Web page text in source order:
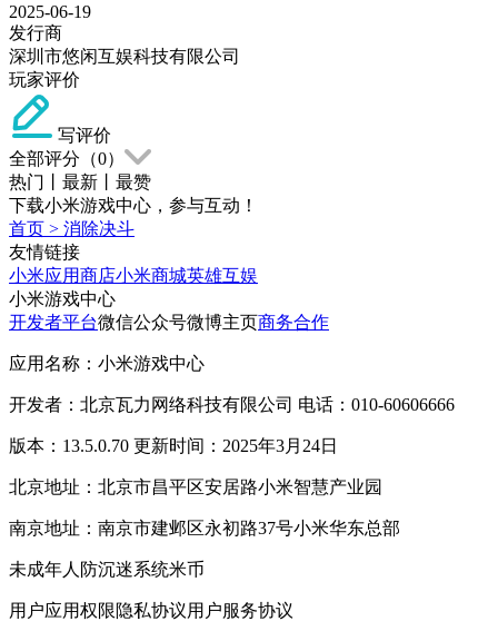
2025-06-19
发行商
深圳市悠闲互娱科技有限公司
玩家评价
写评价
全部评分（0）
热门
最新
最赞
下载小米游戏中心，参与互动！
首页 > 消除决斗
友情链接
小米应用商店小米商城英雄互娱
小米游戏中心
开发者平台微信公众号微博主页商务合作
应用名称：小米游戏中心
开发者：北京瓦力网络科技有限公司 电话：010-60606666
版本：13.5.0.70 更新时间：2025年3月24日
北京地址：北京市昌平区安居路小米智慧产业园
南京地址：南京市建邺区永初路37号小米华东总部
未成年人防沉迷系统米币
用户应用权限隐私协议用户服务协议